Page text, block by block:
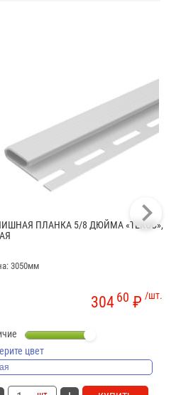
ПЛАНКА 5/8 ДЮЙМА «ТЕКОС»,
3050мм
/шт.
30460 ₽
цвет